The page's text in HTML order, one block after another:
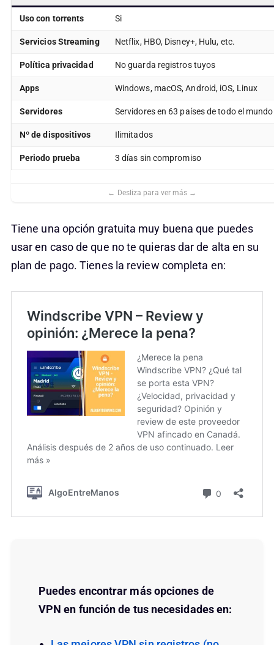
Uso con torrents Si
Servicios Streaming Netflix, HBO, Disney+, Hulu, etc.
Política privacidad No guarda registros tuyos
Apps Windows, macOS, Android, iOS, Linux
Servidores Servidores en 63 países de todo el mundo
Nº de dispositivos Ilimitados
Periodo prueba 3 días sin compromiso
Tiene una opción gratuita muy buena que puedes
usar en caso de que no te quieras dar de alta en su
plan de pago. Tienes la review completa en:
Puedes encontrar más opciones de
VPN en función de tus necesidades en: